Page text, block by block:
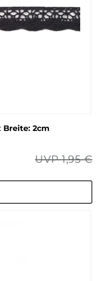
Breite: 2cm
UVP 1,95 €